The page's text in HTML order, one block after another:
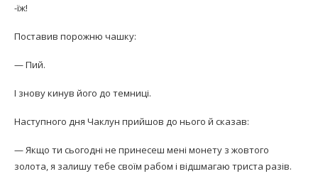
-їж!
Поставив порожню чашку:
— Пий.
І знову кинув його до темниці.
Наступного дня Чаклун прийшов до нього й сказав:
— Якщо ти сьогодні не принесеш мені монету з жовтого
золота, я залишу тебе своїм рабом і відшмагаю триста разів.